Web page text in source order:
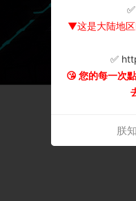
▼这是大陆地
✅
😘 您的每一次
朕